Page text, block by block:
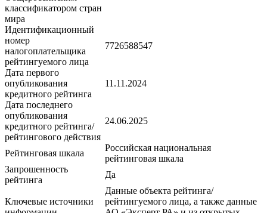
классификатором стран
мира
Идентификационный
номер
налогоплательщика
рейтингуемого лица
7726588547
Дата первого
опубликования
кредитного рейтинга
11.11.2024
Дата последнего
опубликования
кредитного рейтинга/
рейтингового действия
24.06.2025
Рейтинговая шкала
Российская национальная
рейтинговая шкала
Запрошенность
рейтинга
Да
Ключевые источники
Данные объекта рейтинга/
рейтингуемого лица, а также данные